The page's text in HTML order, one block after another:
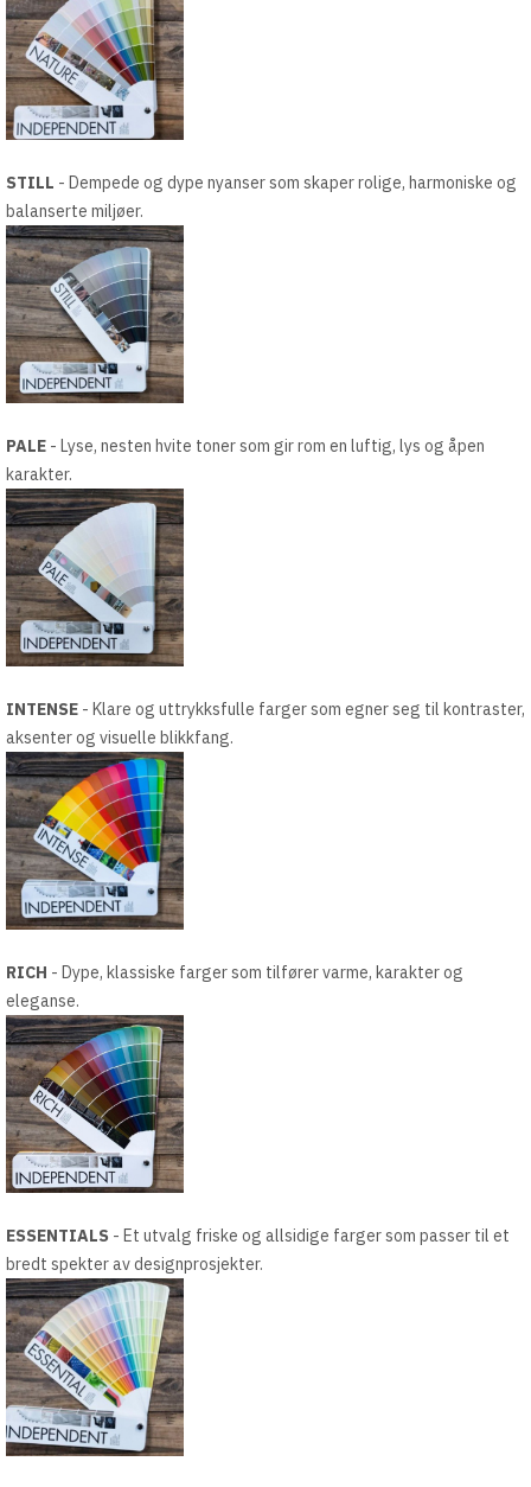
STILL - Dempede og dype nyanser som skaper rolige, harmoniske og
balanserte miljøer.
PALE - Lyse, nesten hvite toner som gir rom en luftig, lys og åpen
karakter.
INTENSE - Klare og uttrykksfulle farger som egner seg til kontraster,
aksenter og visuelle blikkfang.
RICH - Dype, klassiske farger som tilfører varme, karakter og
eleganse.
ESSENTIALS - Et utvalg friske og allsidige farger som passer til et
bredt spekter av designprosjekter.